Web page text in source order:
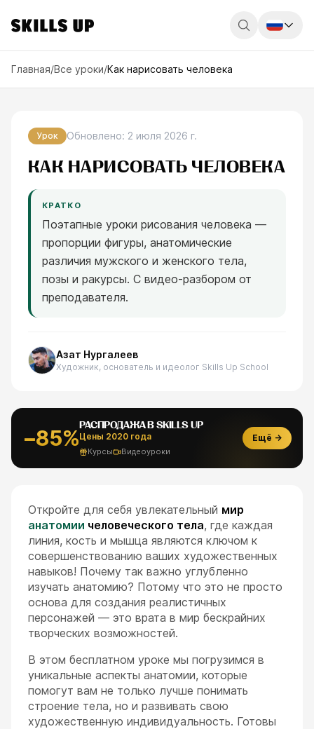
Беларусь
Главная/Все уроки/Как нарисовать человека
Урок Обновлено: 2 июля 2026 г.
КАК НАРИСОВАТЬ ЧЕЛОВЕКА
КРАТКО
Поэтапные уроки рисования человека —
пропорции фигуры, анатомические
различия мужского и женского тела,
позы и ракурсы. С видео-разбором от
преподавателя.
Азат Нургалеев
Художник, основатель и идеолог Skills Up School
−85%
РАСПРОДАЖА В SKILLS UP
Цены 2020 года
Курсы Видеоуроки
Ещё →
Откройте для себя увлекательный мир
анатомии человеческого тела, где каждая
линия, кость и мышца являются ключом к
совершенствованию ваших художественных
навыков! Почему так важно углубленно
изучать анатомию? Потому что это не просто
основа для создания реалистичных
персонажей — это врата в мир бескрайних
творческих возможностей.
В этом бесплатном уроке мы погрузимся в
уникальные аспекты анатомии, которые
помогут вам не только лучше понимать
строение тела, но и развивать свою
художественную индивидуальность. Готовы